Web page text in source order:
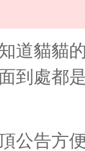
道貓貓
到處都
公告方